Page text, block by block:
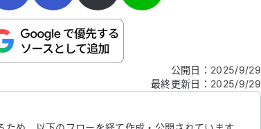
。氏名やご自身の病気の詳細などの個人情報は入れないでくだ
公開日 ： 2025/9/29
最終更新日 ： 2025/9/29